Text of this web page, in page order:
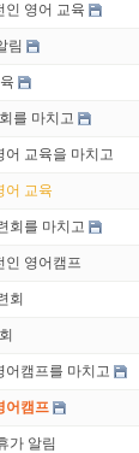
인 영어 교육
림
를 마치고
어 교육을 마치고
어 교육
회를 마치고
인 영어캠프
회
어캠프를 마치고
어캠프
가 알림